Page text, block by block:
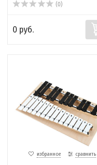
(0)
0 руб.
избранное сравнить